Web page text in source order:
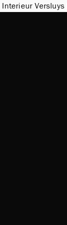
Interieur Versluys